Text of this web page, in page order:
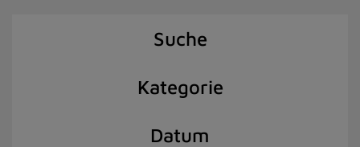
Suche
Kategorie
Datum